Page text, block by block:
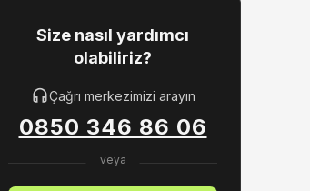
Size nasıl yardımcı
olabiliriz?
Çağrı merkezimizi arayın
0850 346 86 06